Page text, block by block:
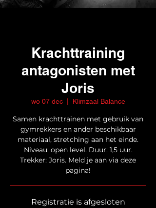
Krachttraining
antagonisten met
Joris
wo 07 dec
  |
Klimzaal Balance
Samen krachttrainen met gebruik van
gymrekkers en ander beschikbaar
materiaal, stretching aan het einde.
Niveau: open level. Duur: 1,5 uur.
Trekker: Joris. Meld je aan via deze
pagina!
Registratie is afgesloten